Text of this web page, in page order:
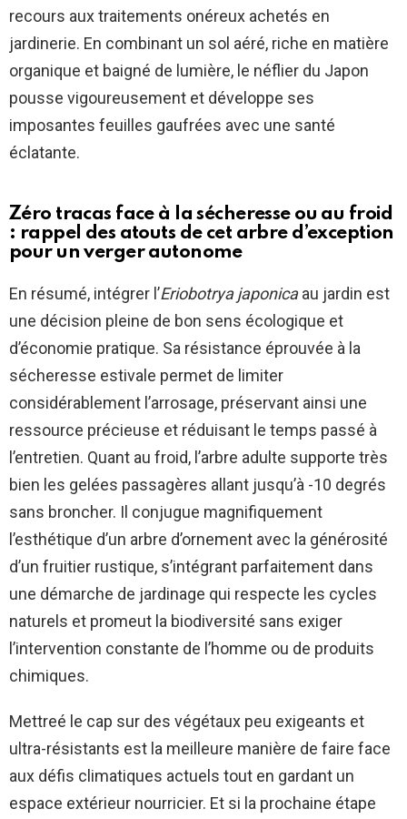
recours aux traitements onéreux achetés en
jardinerie. En combinant un sol aéré, riche en matière
organique et baigné de lumière, le néflier du Japon
pousse vigoureusement et développe ses
imposantes feuilles gaufrées avec une santé
éclatante.
Zéro tracas face à la sécheresse ou au froid
: rappel des atouts de cet arbre d’exception
pour un verger autonome
En résumé, intégrer l’Eriobotrya japonicaau jardin est
une décision pleine de bon sens écologique et
d’économie pratique. Sa résistance éprouvée à la
sécheresse estivale permet de limiter
considérablement l’arrosage, préservant ainsi une
ressource précieuse et réduisant le temps passé à
l’entretien. Quant au froid, l’arbre adulte supporte très
bien les gelées passagères allant jusqu’à -10 degrés
sans broncher. Il conjugue magnifiquement
l’esthétique d’un arbre d’ornement avec la générosité
d’un fruitier rustique, s’intégrant parfaitement dans
une démarche de jardinage qui respecte les cycles
naturels et promeut la biodiversité sans exiger
l’intervention constante de l’homme ou de produits
chimiques.
Mettreé le cap sur des végétaux peu exigeants et
ultra-résistants est la meilleure manière de faire face
aux défis climatiques actuels tout en gardant un
espace extérieur nourricier. Et si la prochaine étape